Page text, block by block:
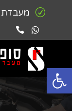
פתח סרגל נגישות
R

